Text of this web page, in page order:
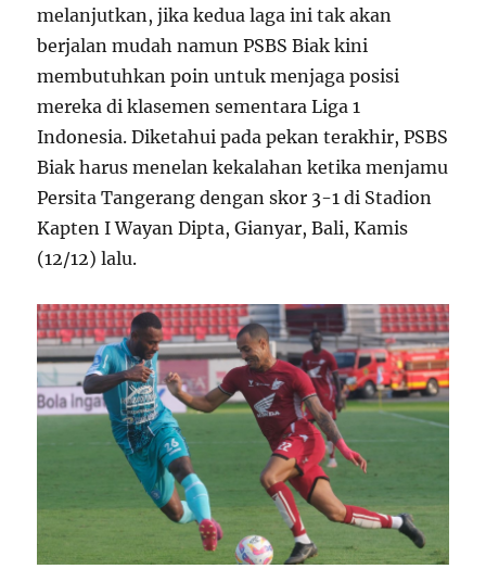
melanjutkan, jika kedua laga ini tak akan
berjalan mudah namun PSBS Biak kini
membutuhkan poin untuk menjaga posisi
mereka di klasemen sementara Liga 1
Indonesia. Diketahui pada pekan terakhir, PSBS
Biak harus menelan kekalahan ketika menjamu
Persita Tangerang dengan skor 3-1 di Stadion
Kapten I Wayan Dipta, Gianyar, Bali, Kamis
(12/12) lalu.